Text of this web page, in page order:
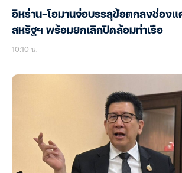
อิหร่าน-โอมานจ่อบรรลุข้อตกลงช่อง
สหรัฐฯ พร้อมยกเลิกปิดล้อมท่าเรือ
10:10 น.